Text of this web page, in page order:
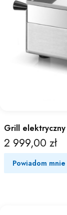
Grill elektryczny
Cena
2 999,00 zł
Powiadom